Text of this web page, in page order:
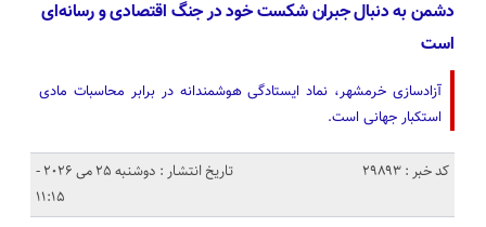
دشمن به دنبال جبران شکست خود در جنگ اقتصادی و رسانه‌ای
است
آزادسازی خرمشهر، نماد ایستادگی هوشمندانه در برابر محاسبات مادی
استکبار جهانی است.
کد خبر : 29893
تاریخ انتشار : دوشنبه 25 می 2026 -
11:15